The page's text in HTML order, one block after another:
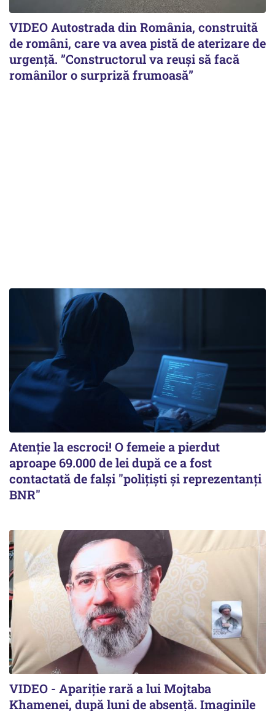
VIDEO Autostrada din România, construită
de români, care va avea pistă de aterizare de
urgență. ”Constructorul va reuși să facă
românilor o surpriză frumoasă”
Atenție la escroci! O femeie a pierdut
aproape 69.000 de lei după ce a fost
contactată de falși "polițiști și reprezentanți
BNR"
VIDEO - Apariție rară a lui Mojtaba
Khamenei, după luni de absență. Imaginile